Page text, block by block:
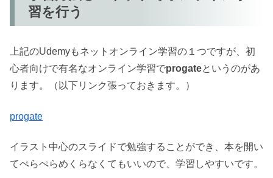
習を行う
上記のUdemyもネットオンライン学習の１つですが、初
心者向けで有名なオンライン学習でprogateというのがあ
ります。（以下リンク張っておきます。）
progate
イラスト中心のスライドで勉強することができ、本を開い
てぺらぺらめくらなくてもいいので、学習しやすいです。